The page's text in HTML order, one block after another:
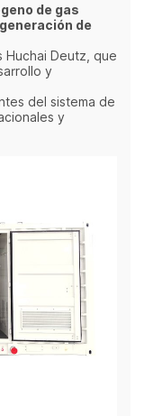
de gas
de
Deutz, que
y
del sistema de
y